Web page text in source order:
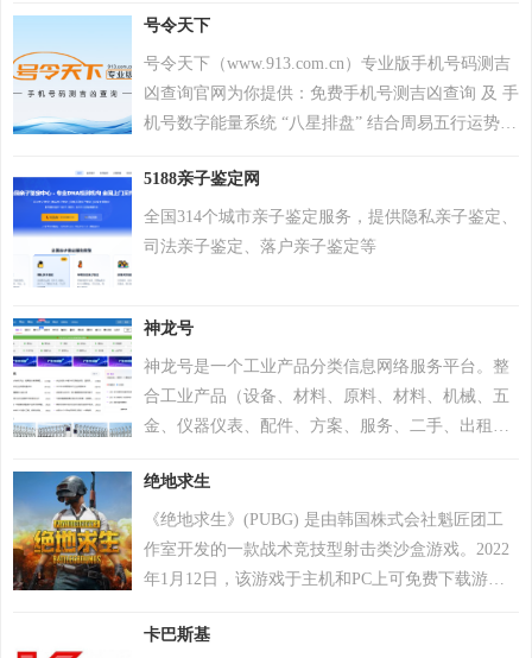
号令天下
号令天下（www.913.com.cn）专业版手机号码测吉
凶查询官网为你提供：免费手机号测吉凶查询 及 手
机号数字能量系统 “八星排盘” 结合周易五行运势来
下官网手机号码测吉凶查询系统，专业最新版、超
准，靠谱！
5188亲子鉴定网
全国314个城市亲子鉴定服务，提供隐私亲子鉴定、
司法亲子鉴定、落户亲子鉴定等
神龙号
神龙号是一个工业产品分类信息网络服务平台。整
合工业产品（设备、材料、原料、材料、机械、五
金、仪器仪表、配件、方案、服务、二手、出租
品信息。同时设有产品排行 榜单、产品品牌、品牌
排行、行业专区、产品品类专区等栏目，帮助中小
企业、厂商通过网络营销的方式宣传企业产品或服
务，获得更多商机。
绝地求生
《绝地求生》(PUBG) 是由韩国株式会社魁匠团工
作室开发的一款战术竞技型射击类沙盒游戏。2022
年1月12日，该游戏于主机和PC上可免费下载游
资源，并在不断缩小的安全区域内对抗其他玩家，
卡巴斯基